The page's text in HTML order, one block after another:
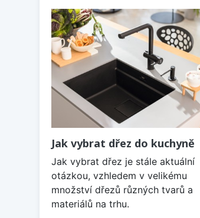
Jak vybrat dřez do kuchyně
Jak vybrat dřez je stále aktuální
otázkou, vzhledem v velikému
množství dřezů různých tvarů a
materiálů na trhu.